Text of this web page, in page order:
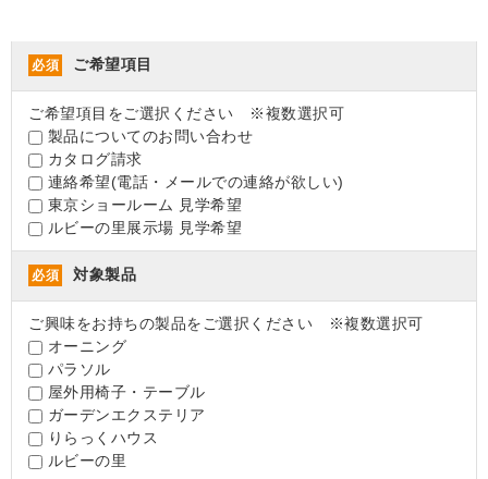
必須 ご希望項目
ご希望項目をご選択ください ※複数選択可
製品についてのお問い合わせ
カタログ請求
連絡希望(電話・メールでの連絡が欲しい)
東京ショールーム 見学希望
ルビーの里展示場 見学希望
必須 対象製品
ご興味をお持ちの製品をご選択ください ※複数選択可
オーニング
パラソル
屋外用椅子・テーブル
ガーデンエクステリア
りらっくハウス
ルビーの里